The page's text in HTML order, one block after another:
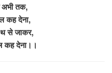
अभी तक,
कह देना,
से जाकर,
कह देना।।